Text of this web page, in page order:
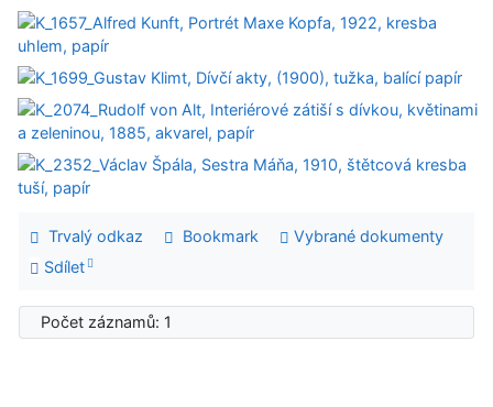
Trvalý odkaz Bookmark
Vybrané dokumenty
Sdílet
Počet záznamů: 1